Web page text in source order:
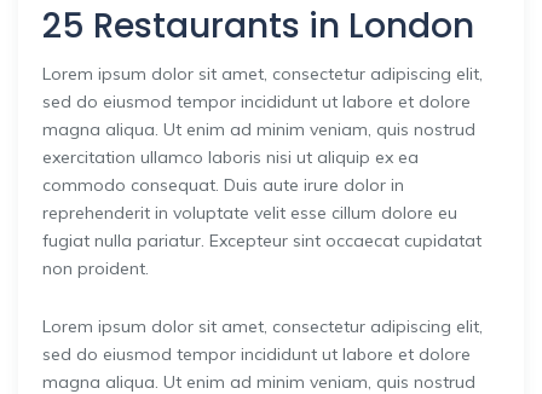
25 Restaurants in London
Lorem ipsum dolor sit amet, consectetur adipiscing elit,
sed do eiusmod tempor incididunt ut labore et dolore
magna aliqua. Ut enim ad minim veniam, quis nostrud
exercitation ullamco laboris nisi ut aliquip ex ea
commodo consequat. Duis aute irure dolor in
reprehenderit in voluptate velit esse cillum dolore eu
fugiat nulla pariatur. Excepteur sint occaecat cupidatat
non proident.
Lorem ipsum dolor sit amet, consectetur adipiscing elit,
sed do eiusmod tempor incididunt ut labore et dolore
magna aliqua. Ut enim ad minim veniam, quis nostrud